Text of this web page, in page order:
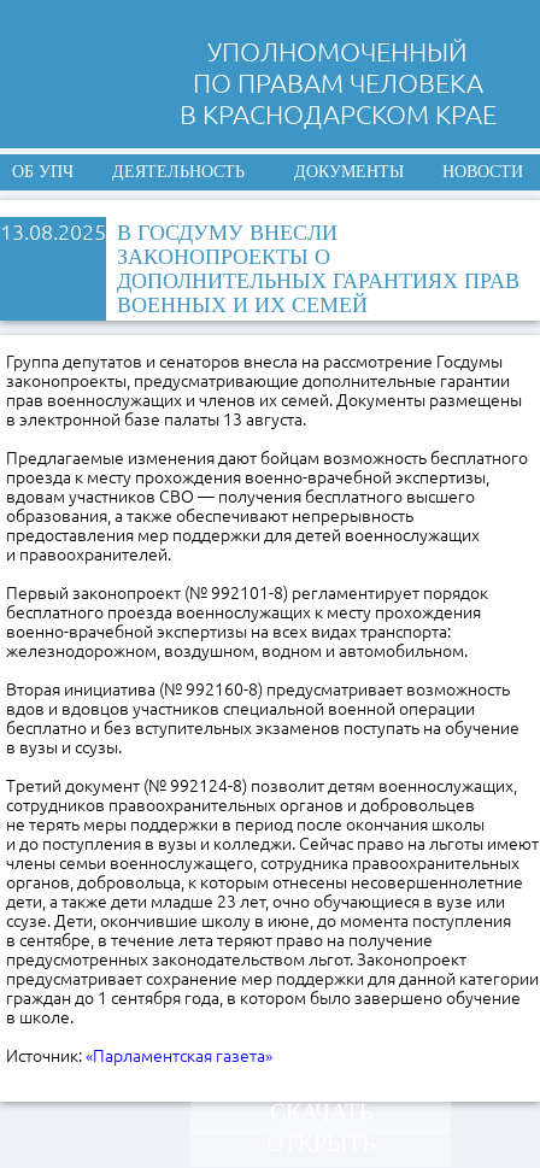
УПОЛНОМОЧЕННЫЙ
ПО ПРАВАМ ЧЕЛОВЕКА
В КРАСНОДАРСКОМ КРАЕ
ОБ УПЧ ДЕЯТЕЛЬНОСТЬ ДОКУМЕНТЫ НОВОСТИ
13.08.2025 В ГОСДУМУ ВНЕСЛИ
ЗАКОНОПРОЕКТЫ О
ДОПОЛНИТЕЛЬНЫХ ГАРАНТИЯХ ПРАВ
ВОЕННЫХ И ИХ СЕМЕЙ
Группа депутатов и сенаторов внесла на рассмотрение Госдумы
законопроекты, предусматривающие дополнительные гарантии
прав военнослужащих и членов их семей. Документы размещены
в электронной базе палаты 13 августа.
Предлагаемые изменения дают бойцам возможность бесплатного
проезда к месту прохождения военно-врачебной экспертизы,
вдовам участников СВО — получения бесплатного высшего
образования, а также обеспечивают непрерывность
предоставления мер поддержки для детей военнослужащих
и правоохранителей.
Первый законопроект (№ 992101-8) регламентирует порядок
бесплатного проезда военнослужащих к месту прохождения
военно-врачебной экспертизы на всех видах транспорта:
железнодорожном, воздушном, водном и автомобильном.
Вторая инициатива (№ 992160-8) предусматривает возможность
вдов и вдовцов участников специальной военной операции
бесплатно и без вступительных экзаменов поступать на обучение
в вузы и ссузы.
Третий документ (№ 992124-8) позволит детям военнослужащих,
сотрудников правоохранительных органов и добровольцев
не терять меры поддержки в период после окончания школы
и до поступления в вузы и колледжи. Сейчас право на льготы имеют
члены семьи военнослужащего, сотрудника правоохранительных
органов, добровольца, к которым отнесены несовершеннолетние
дети, а также дети младше 23 лет, очно обучающиеся в вузе или
ссузе. Дети, окончившие школу в июне, до момента поступления
в сентябре, в течение лета теряют право на получение
предусмотренных законодательством льгот. Законопроект
предусматривает сохранение мер поддержки для данной категории
граждан до 1 сентября года, в котором было завершено обучение
в школе.
Источник:«Парламентская газета»
СКАЧАТЬ